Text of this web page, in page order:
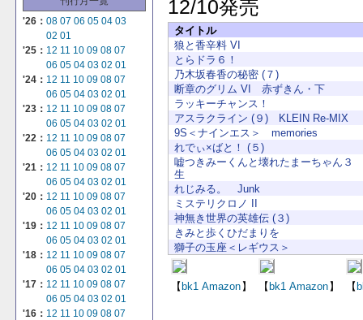
'26： 08 07 06 05 04 03
02 01
'25： 12 11 10 09 08 07
06 05 04 03 02 01
'24： 12 11 10 09 08 07
06 05 04 03 02 01
'23： 12 11 10 09 08 07
06 05 04 03 02 01
'22： 12 11 10 09 08 07
06 05 04 03 02 01
'21： 12 11 10 09 08 07
06 05 04 03 02 01
'20： 12 11 10 09 08 07
06 05 04 03 02 01
'19： 12 11 10 09 08 07
06 05 04 03 02 01
'18： 12 11 10 09 08 07
06 05 04 03 02 01
'17： 12 11 10 09 08 07
06 05 04 03 02 01
'16： 12 11 10 09 08 07
12/10発売
タイトル
狼と香辛料 VI
とらドラ６！
乃木坂春香の秘密 (７)
断章のグリム VI 赤ずきん・下
ラッキーチャンス！
アスラクライン (９) KLEIN Re-MIX
9S＜ナインエス＞ memories
れでぃ×ばと！ (５)
嘘つきみーくんと壊れたまーちゃん３
生
れじみる。 Junk
ミステリクロノ II
神無き世界の英雄伝 (３)
きみと歩くひだまりを
獅子の玉座＜レギウス＞
【 bk1 Amazon 】 【 bk1 Amazon 】 【